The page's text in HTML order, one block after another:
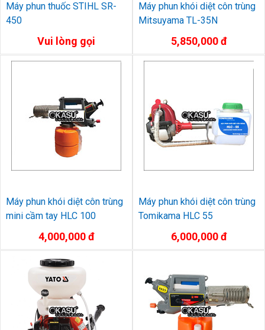
Máy phun thuốc STIHL SR-
450
Vui lòng gọi
Máy phun khói diệt côn trùng
Mitsuyama TL-35N
5,850,000 đ
Máy phun khói diệt côn trùng
mini cầm tay HLC 100
4,000,000 đ
Máy phun khói diệt côn trùng
Tomikama HLC 55
6,000,000 đ